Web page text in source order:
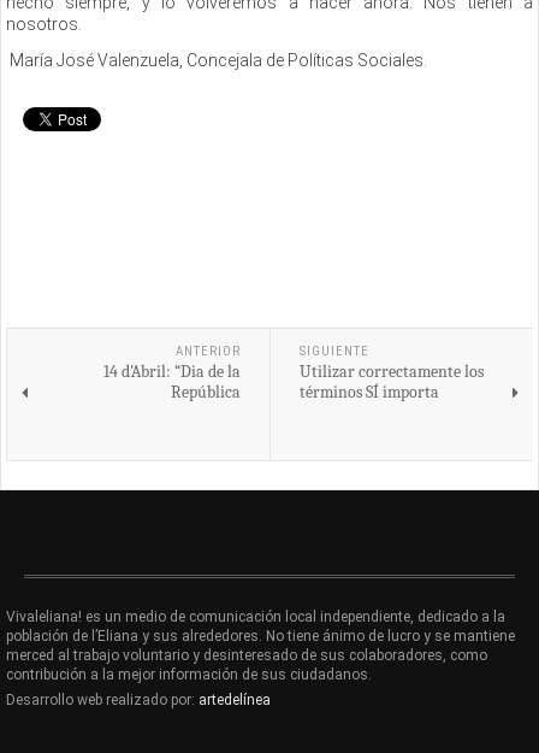
nosotros.
María José Valenzuela, Concejala de Políticas Sociales.
ANTERIOR
14 d'Abril: “Dia de la
República
SIGUIENTE
Utilizar correctamente los
términos SÍ importa
Vivaleliana! es un medio de comunicación local independiente, dedicado a la
población de l’Eliana y sus alrededores. No tiene ánimo de lucro y se mantiene
merced al trabajo voluntario y desinteresado de sus colaboradores, como
contribución a la mejor información de sus ciudadanos.
Desarrollo web realizado por: artedelínea